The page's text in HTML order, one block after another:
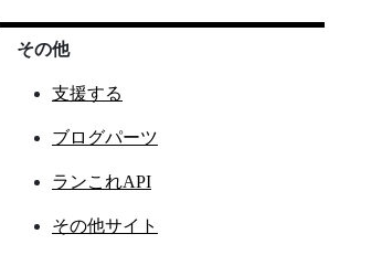
その他
支援する
ブログパーツ
ランこれAPI
その他サイト